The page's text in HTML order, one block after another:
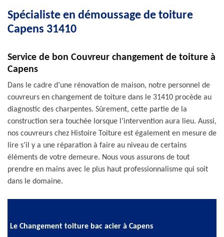
Spécialiste en démoussage de toiture
Capens 31410
Service de bon Couvreur changement de toiture à
Capens
Dans le cadre d’une rénovation de maison, notre personnel de
couvreurs en changement de toiture dans le 31410 procède au
diagnostic des charpentes. Sûrement, cette partie de la
construction sera touchée lorsque l’intervention aura lieu. Aussi,
nos couvreurs chez Histoire Toiture est également en mesure de
lire s’il y a une réparation à faire au niveau de certains
éléments de votre demeure. Nous vous assurons de tout
prendre en mains avec le plus haut professionnalisme qui soit
dans le domaine.
Le Changement toiture bac acier à Capens